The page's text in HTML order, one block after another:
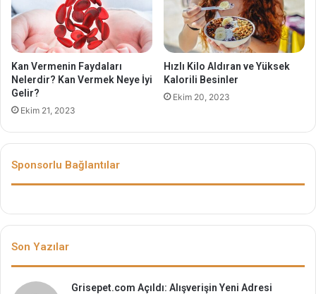
Kan Vermenin Faydaları
Nelerdir? Kan Vermek Neye İyi
Gelir?
Ekim 21, 2023
Hızlı Kilo Aldıran ve Yüksek
Kalorili Besinler
Ekim 20, 2023
Sponsorlu Bağlantılar
Son Yazılar
Grisepet.com Açıldı: Alışverişin Yeni Adresi